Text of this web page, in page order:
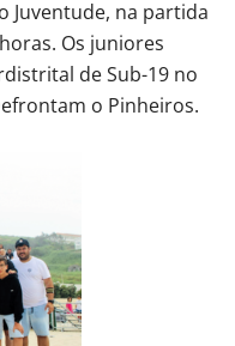
Juventude, na partida
Os juniores
de Sub-19 no
o Pinheiros.